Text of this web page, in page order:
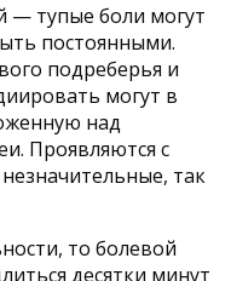
— тупые боли могут
постоянными.
подреберья и
могут в
над
Проявляются с
так
то болевой
десятки минут